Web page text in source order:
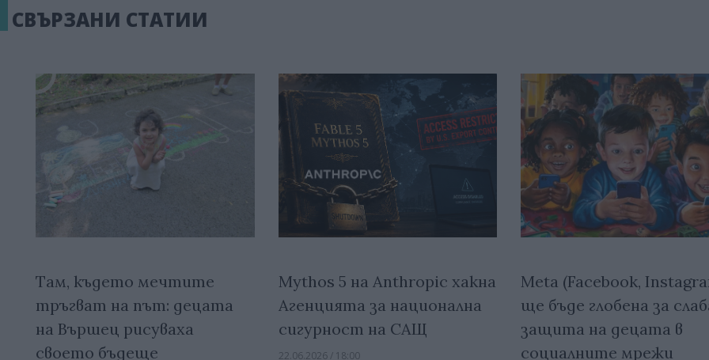
СВЪРЗАНИ СТАТИИ
Там, където мечтите
тръгват на път: децата
на Вършец рисуваха
своето бъдеще
Mythos 5 на Anthropic хакна
Агенцията за национална
сигурност на САЩ
22.06.2026 / 18:00
Meta (Facebook,
ще бъде глобена за
защита на децата в
социалните мрежи